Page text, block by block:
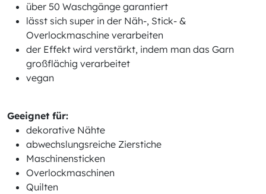
über 50 Waschgänge garantiert
lässt sich super in der Näh-, Stick- &
Overlockmaschine verarbeiten
der Effekt wird verstärkt, indem man das Garn
großflächig verarbeitet
vegan
Geeignet für:
dekorative Nähte
abwechslungsreiche Zierstiche
Maschinensticken
Overlockmaschinen
Quilten